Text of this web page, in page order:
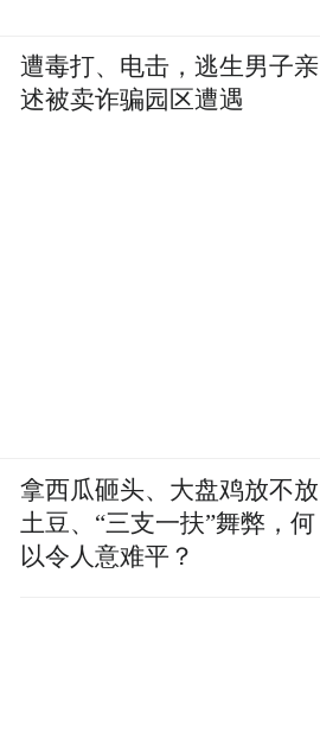
遭毒打、电击，逃生男子亲
述被卖诈骗园区遭遇
拿西瓜砸头、大盘鸡放不放
土豆、“三支一扶”舞弊，何
以令人意难平？